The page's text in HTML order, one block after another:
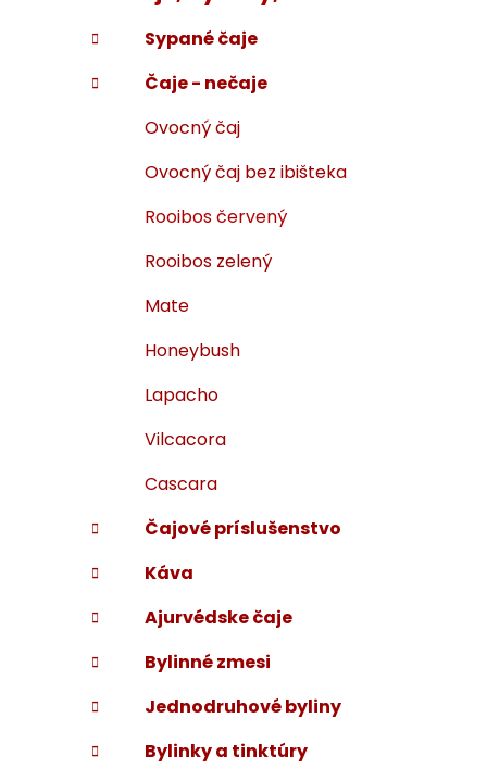
a
n
i
Sypané čaje
Čaje - nečaje
Ovocný čaj
Ovocný čaj bez ibišteka
Rooibos červený
Rooibos zelený
Mate
Honeybush
Lapacho
Vilcacora
Cascara
Čajové príslušenstvo
Káva
Ajurvédske čaje
Bylinné zmesi
Jednodruhové byliny
Bylinky a tinktúry